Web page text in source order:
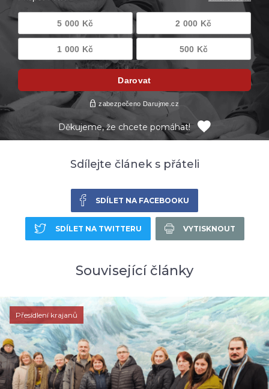
Děkujeme, že chcete pomáhat!
Sdílejte článek s přáteli
SDÍLET NA FACEBOOKU
SDÍLET NA TWITTERU VYTISKNOUT
Související články
Přesídlení krajanů